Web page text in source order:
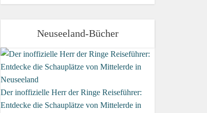
Neuseeland-Bücher
Der inoffizielle Herr der Ringe Reiseführer:
Entdecke die Schauplätze von Mittelerde in